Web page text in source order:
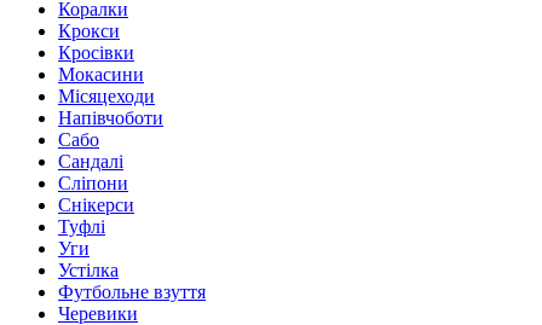
Коралки
Крокси
Кросівки
Мокасини
Місяцеходи
Напівчоботи
Сабо
Сандалі
Сліпони
Снікерси
Туфлі
Уги
Устілка
Футбольне взуття
Черевики